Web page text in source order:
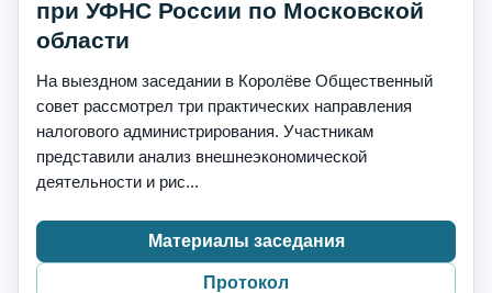
при УФНС России по Московской
области
На выездном заседании в Королёве Общественный
совет рассмотрел три практических направления
налогового администрирования. Участникам
представили анализ внешнеэкономической
деятельности и рис...
Материалы заседания
Протокол